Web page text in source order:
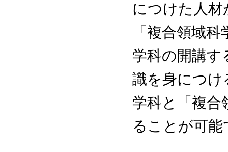
につけた人
「複合領域
学科の開講す
識を身につけ
学科と「複合
ることが可能